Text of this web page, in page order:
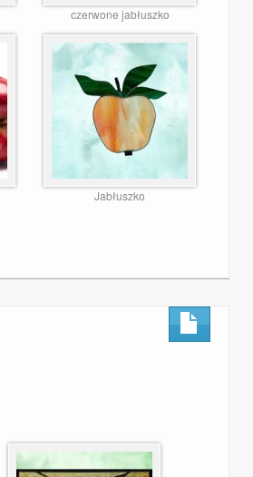
czerwone jabłuszko
Jabłuszko